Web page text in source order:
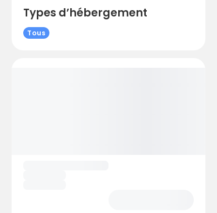
Types d’hébergement
Tous